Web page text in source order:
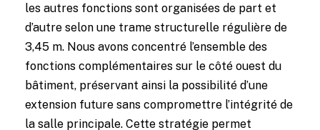
les autres fonctions sont organisées de part et
d’autre selon une trame structurelle régulière de
3,45 m. Nous avons concentré l’ensemble des
fonctions complémentaires sur le côté ouest du
bâtiment, préservant ainsi la possibilité d’une
extension future sans compromettre l’intégrité de
la salle principale. Cette stratégie permet